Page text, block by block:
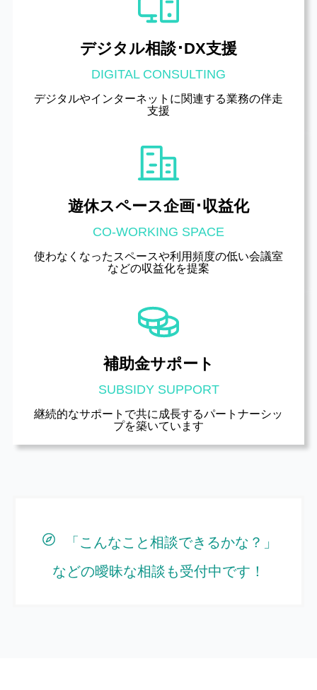
デジタル相談･DX支援
DIGITAL CONSULTING
デジタルやインターネットに関連する業務の伴走
支援
遊休スペース企画･収益化
CO-WORKING SPACE
使わなくなったスペースや利用頻度の低い会議室
などの収益化を提案
補助金サポート
SUBSIDY SUPPORT
継続的なサポートで共に成長するパートナーシッ
プを築いています
「こんなこと相談できるかな？」
などの曖昧な相談も受付中です！